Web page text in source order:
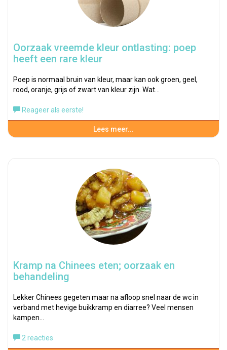
Oorzaak vreemde kleur ontlasting: poep
heeft een rare kleur
Poep is normaal bruin van kleur, maar kan ook groen, geel,
rood, oranje, grijs of zwart van kleur zijn. Wat…
Reageer als eerste!
Lees meer...
Kramp na Chinees eten; oorzaak en
behandeling
Lekker Chinees gegeten maar na afloop snel naar de wc in
verband met hevige buikkramp en diarree? Veel mensen
kampen…
2 reacties